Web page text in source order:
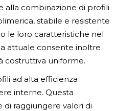
alla combinazione di profili
stabile e resistente
le loro caratteristiche nel
attuale consente inoltre
costruttiva uniforme.
ad alta efficienza
interne. Questa
raggiungere valori di